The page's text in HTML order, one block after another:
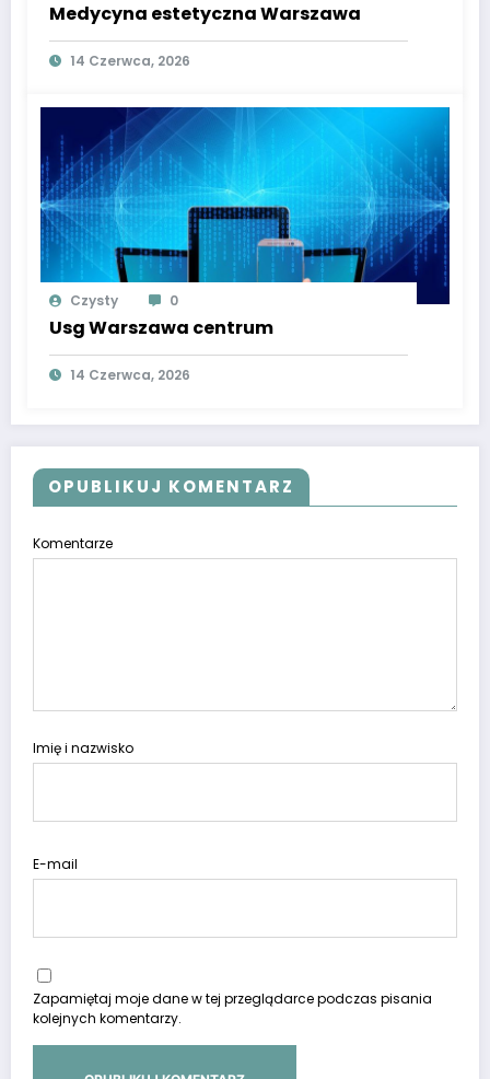
Medycyna estetyczna Warszawa
14 Czerwca, 2026
Czysty 0
Usg Warszawa centrum
14 Czerwca, 2026
OPUBLIKUJ KOMENTARZ
Komentarze
Imię i nazwisko
E-mail
Zapamiętaj moje dane w tej przeglądarce podczas pisania
kolejnych komentarzy.